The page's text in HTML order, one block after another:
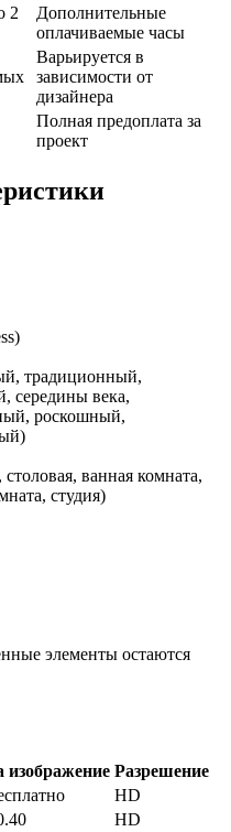
2
Дополнительные
оплачиваемые часы
Варьируется в
зависимости от
дизайнера
Полная предоплата за
проект
традиционный,
середины века,
роскошный,
ванная комната,
студия)
элементы остаются
изображение Разрешение
HD
HD